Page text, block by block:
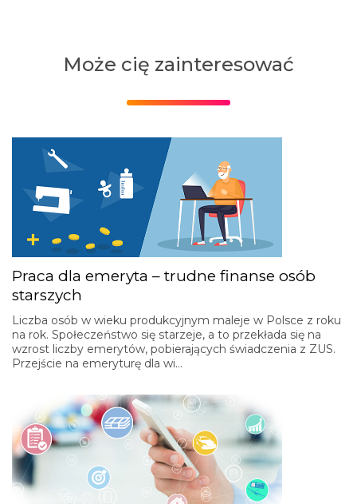
Może cię zainteresować
Praca dla emeryta – trudne finanse osób
starszych
Liczba osób w wieku produkcyjnym maleje w Polsce z roku
na rok. Społeczeństwo się starzeje, a to przekłada się na
wzrost liczby emerytów, pobierających świadczenia z ZUS.
Przejście na emeryturę dla wi…